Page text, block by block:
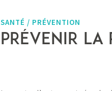
SANTÉ / PRÉVENTION
Prévenir la